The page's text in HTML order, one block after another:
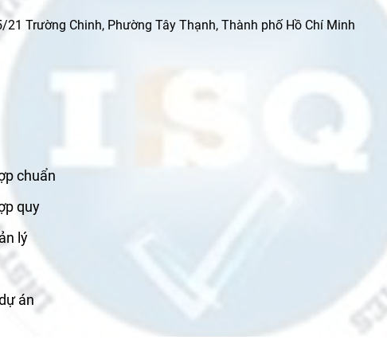
21 Trường Chinh, Phường Tây Thạnh, Thành phố Hồ Chí Minh
chuẩn
quy
lý
án